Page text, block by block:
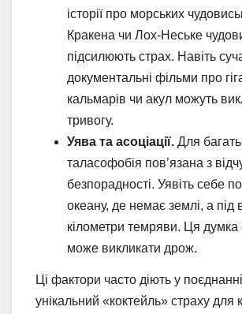
історії про морських
Кракена чи Лох-Неське
підсилюють страх. Навіть
документальні фільми про
кальмарів чи акул можуть
тривогу.
Уява та асоціації. Для
таласофобія пов’язана з
безпорадності. Уявіть себе
океану, де немає землі, а під
кілометри темряви. Ця думка
може викликати дрож.
Ці фактори часто діють у
унікальний «коктейль» страху для